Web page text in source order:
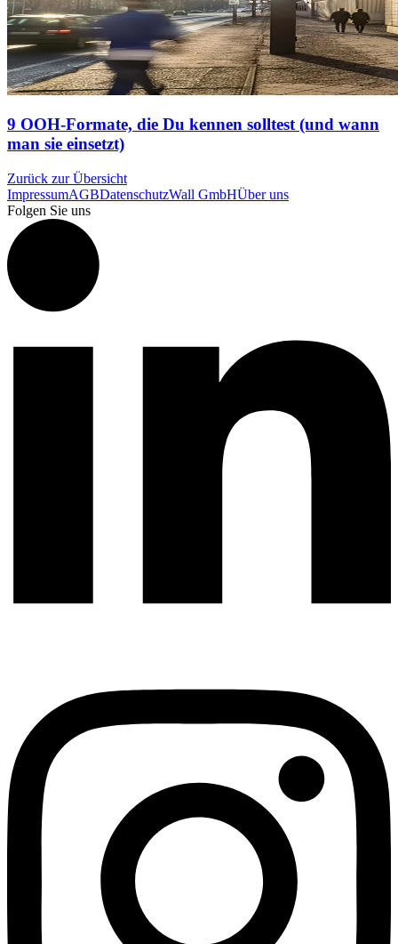
9 OOH-Formate, die Du kennen solltest (und wann
man sie einsetzt)
Zurück zur Übersicht
ImpressumAGBDatenschutzWall GmbHÜber uns
Folgen Sie uns